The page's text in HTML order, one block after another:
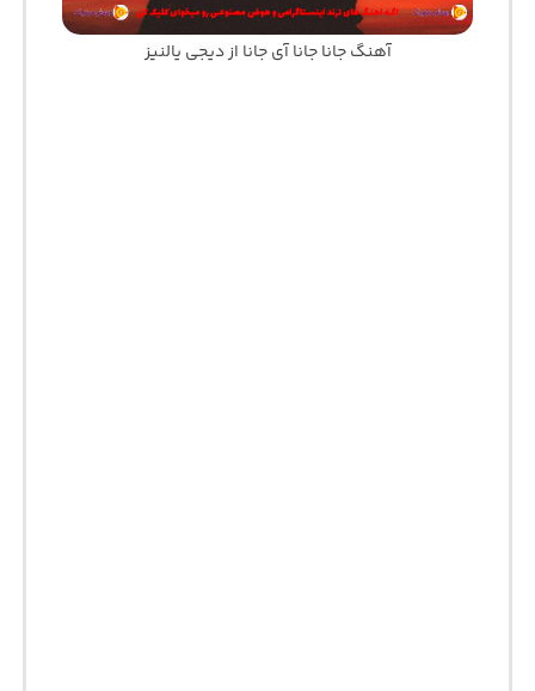
آهنگ جانا جانا آی جانا از دیجی یالنیز